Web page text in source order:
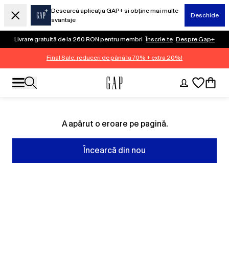
Descarcă aplicația GAP+ și obține mai multe
avantaje
Deschide
Livrare gratuită de la 260 RON pentru membri Înscrie-te Despre Gap+
Final Sale: reduceri de până la 70% + extra 20%!
A apărut o eroare pe pagină.
Încearcă din nou